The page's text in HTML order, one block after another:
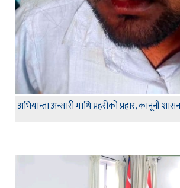
अभियान्ता अन्सारी माथि प्रहरीको प्रहार, कानूनी